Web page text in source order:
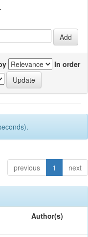
In order
previous 1 next
Author(s)